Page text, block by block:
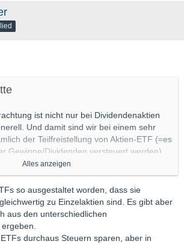
HIER DROHT BÜROKRATIE (ZUM
Quellensteuer (20 % müssen aufwendig
werden)
(z. B. FBD Holdings –
Rückforderung nötig)
/ Österreich / Italien: Hohe
oft langwierig und teuer.
dass viel Geld in den jeweiligen
und Irland verbleibt. Ich würde mir bei
von Dividendenaktien auch immer eine
wünschen.
ist nicht nur bei Dividendenaktien
Und damit sind wir bei einem sehr
der Teilfreistellung von Aktien-ETF (=es
Gewinne/Dividenden versteuert werden).
das erst vor Kurzem gelernt, was aber
in Zukunft wenn möglich nur noch über ETF
ich davon aus, dass ein ETF die
viel professioneller abwickeln kann als
verifizieren muss.
Alles anzeigen
so ausgestaltet worden, dass sie
gleichwertig zu Einzelaktien sind. Es gibt aber
aus den unterschiedlichen
durchaus Steuern sparen, aber in